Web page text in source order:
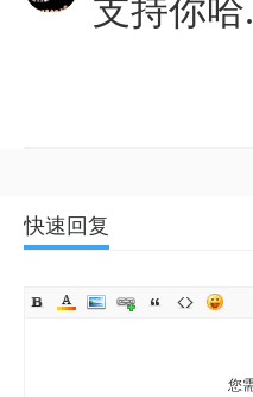
支持你哈
快速回复
您